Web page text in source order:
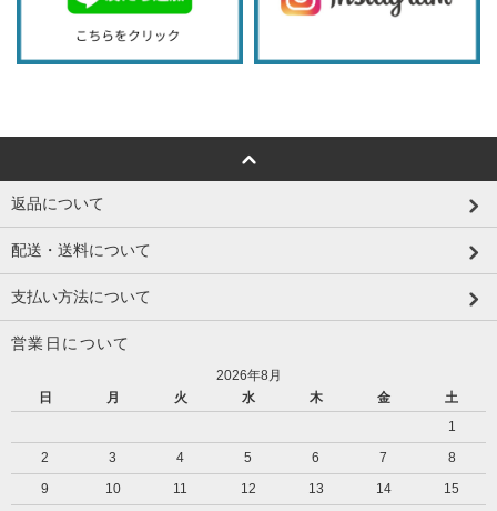
返品について
配送・送料について
支払い方法について
営業日について
2026年8月
日
月 火 水 木 金
土
1
2
3 4 5 6 7
8
9
10 11 12 13 14
15